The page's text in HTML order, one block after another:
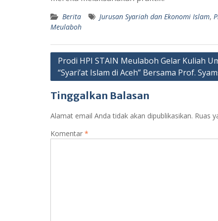
Berita Jurusan Syariah dan Ekonomi Islam,
Meulaboh
Navigasi
pos
Prodi HPI STAIN Meulaboh Gelar Kuliah
“Syari’at Islam di Aceh” Bersama Prof.
Tinggalkan Balasan
Alamat email Anda tidak akan dipublikasikan. Ruas
Komentar *